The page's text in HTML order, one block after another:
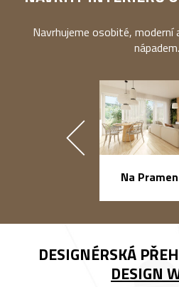
Navrhujeme osobité, moderní
Na
DESIGNÉRSKÁ
DESIGN